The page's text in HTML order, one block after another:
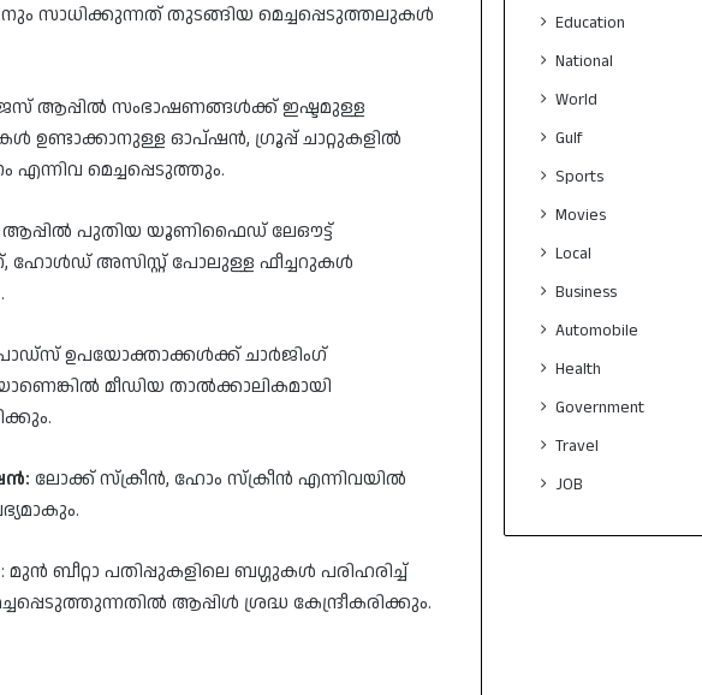
സാധിക്കുന്നത് തുടങ്ങിയ മെച്ചപ്പെടുത്തലുകൾ
ആപ്പിൽ സംഭാഷണങ്ങൾക്ക് ഇഷ്ടമുള്ള
ഉണ്ടാക്കാനുള്ള ഓപ്ഷൻ, ഗ്രൂപ്പ് ചാറ്റുകളിൽ
മെച്ചപ്പെടുത്തും.
പുതിയ യൂണിഫൈഡ് ലേഔട്ട്
ഹോൾഡ് അസിസ്റ്റ് പോലുള്ള ഫീച്ചറുകൾ
ഉപയോക്താക്കൾക്ക് ചാർജിംഗ്
മീഡിയ താൽക്കാലികമായി
ലോക്ക് സ്ക്രീൻ, ഹോം സ്ക്രീൻ എന്നിവയിൽ
: മുൻ ബീറ്റാ പതിപ്പുകളിലെ ബഗ്ഗുകൾ പരിഹരിച്ച്
ആപ്പിൾ ശ്രദ്ധ കേന്ദ്രീകരിക്കും.
Education
National
World
Gulf
Sports
Movies
Local
Business
Automobile
Health
Government
Travel
JOB